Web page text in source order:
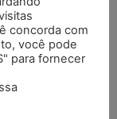
Brasília
concorda com
você pode
para fornecer